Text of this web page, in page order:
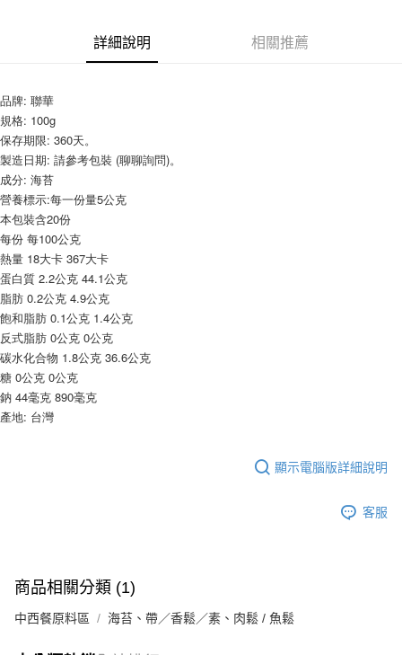
【關於「AFTEE先享後付」】
AFTEE先享後付是「在收到商品之後才付款」的支付方式。 讓您購物簡單
１．簡單：不需註冊會員、不需綁卡、不需儲值。
２．便利：只要手機號碼，簡訊認證，即可結帳。
３．安心：先確認商品／服務後，再付款。
【「AFTEE先享後付」結帳流程】
１．於結帳方式選擇「AFTEE先享後付」後，將跳轉至「AFTEE先享後付」
結帳頁面，進行簡訊認證並確認金額後，即可完成結帳。
２．訂單成立數日內，您將收到繳費通知簡訊。
３．收到繳費通知簡訊後14天內，點擊此簡訊中的連結，可透過四大超商／
ATM／網路銀行／等多元方式進行付款，方視為交易完成。
※ 請注意：結帳手續完成當下不需立刻繳費，但若您需要取消訂單，請聯絡
購買商品的店家。未經商家同意取消之訂單仍視為有效，需透過AFTEE先享
後付繳納相關費用。
※ 交易是否成功請以「AFTEE先享後付 」之結帳頁面顯示為準，若有關於
是否繳費成功／繳費後需取消欲退款等相關疑問，請聯繫「AFTEE先享後付
客戶支援中心」https://netprotections.freshdesk.com/support/home
【注意事項】
１．透過由恩沛科技股份有限公司提供之「AFTEE先享後付」服務完成之交
易，需依本服務之必要範圍內提供個人資料，並將交易相關給付款項請求債
權轉讓予恩沛科技股份有限公司。
３．未成年的使用者請事先徵得法定代理人或監護人之同意方可使用
４．使用「AFTEE先享後付」時，將依據個別帳號之用戶狀況，依本公司即
恩沛科技股份有限公司將有權停止該用戶之使用額度並採取法律行動。
運送方式
全家取貨付款-重量限制含紙箱10kg，請控制商品重量在9~9.5
kg
每筆NT$90，滿NT$990(含以上)免運費
付款後全家取貨-重量限制含紙箱10kg，請控制商品重量在9~
9.5kg
每筆NT$90，滿NT$990(含以上)免運費
7-11取貨付款-重量限制含紙箱10kg，請控制商品重量在9~9.5
kg
每筆NT$90，滿NT$990(含以上)免運費
付款後7-11取貨-重量限制含紙箱10kg，請控制商品重量在9~
9.5kg
每筆NT$90，滿NT$990(含以上)免運費
詳細說明 相關推薦
品牌: 聯華
規格: 100g
保存期限: 360天。
製造日期: 請參考包裝 (聊聊詢問)。
成分: 海苔
營養標示:每一份量5公克
本包裝含20份
每份 每100公克
熱量 18大卡 367大卡
蛋白質 2.2公克 44.1公克
脂肪 0.2公克 4.9公克
飽和脂肪 0.1公克 1.4公克
反式脂肪 0公克 0公克
碳水化合物 1.8公克 36.6公克
糖 0公克 0公克
鈉 44毫克 890毫克
產地: 台灣
顯示電腦版詳細說明
客服
商品相關分類 (1)
中西餐原料區 海苔、帶／香鬆／素、肉鬆 / 魚鬆